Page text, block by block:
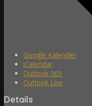
Google Kalender
iCalendar
Outlook 365
Outlook Live
Details